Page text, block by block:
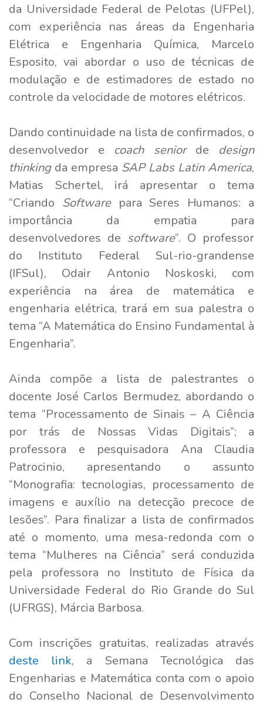
da Universidade Federal de Pelotas (UFPel),
com experiência nas áreas da Engenharia
Elétrica e Engenharia Química, Marcelo
Esposito, vai abordar o uso de técnicas de
modulação e de estimadores de estado no
controle da velocidade de motores elétricos.
Dando continuidade na lista de confirmados, o
desenvolvedor e coach seniorde design
thinkingda empresa SAP Labs Latin America,
Matias Schertel, irá apresentar o tema
“Criando Softwarepara Seres Humanos: a
importância da empatia para
desenvolvedores de software”. O professor
do Instituto Federal Sul-rio-grandense
(IFSul), Odair Antonio Noskoski, com
experiência na área de matemática e
engenharia elétrica, trará em sua palestra o
tema “A Matemática do Ensino Fundamental à
Engenharia”.
Ainda compõe a lista de palestrantes o
docente José Carlos Bermudez, abordando o
tema “Processamento de Sinais – A Ciência
por trás de Nossas Vidas Digitais”; a
professora e pesquisadora Ana Claudia
Patrocinio, apresentando o assunto
“Monografia: tecnologias, processamento de
imagens e auxílio na detecção precoce de
lesões”. Para finalizar a lista de confirmados
até o momento, uma mesa-redonda com o
tema “Mulheres na Ciência” será conduzida
pela professora no Instituto de Física da
Universidade Federal do Rio Grande do Sul
(UFRGS), Márcia Barbosa.
Com inscrições gratuitas, realizadas através
deste link, a Semana Tecnológica das
Engenharias e Matemática conta com o apoio
do Conselho Nacional de Desenvolvimento